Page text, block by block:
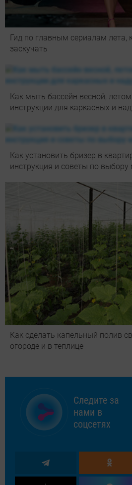
Гид по главным сериалам лета,
заскучать
Как мыть бассейн весной,
инструкции для каркасных и
Как установить бризер в
инструкция и советы по выбору
Как сделать капельный полив
огороде и в теплице
Следите за
нами в
соцсетях